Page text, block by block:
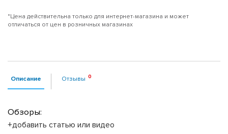
*Цена действительна только для интернет-магазина и может
отличаться от цен в розничных магазинах
Описание Отзывы
Обзоры:
+добавить статью или видео